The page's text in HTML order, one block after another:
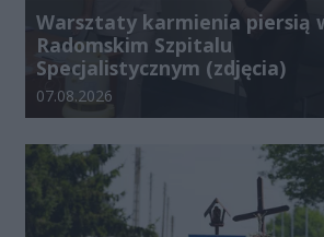
Warsztaty karmienia piersią
Radomskim Szpitalu
Specjalistycznym (zdjęcia)
Data dodania galerii:
07.08.2026